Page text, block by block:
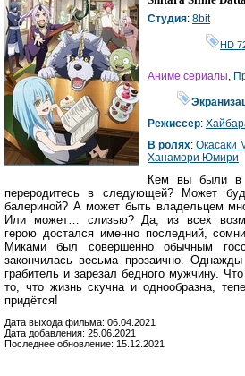
Студия: 8bit
HD
Аниме сериалы
Режиссер:
В ролях: Окасаки
Ханамори Юмири
Кем вы были в
переродитесь в следующей? Может
балериной? А может быть владельцем
Или может… слизью? Да, из всех
герою достался именно последний,
Миками был совершенно обычным
закончилась весьма прозаично.
грабитель и зарезал бедного мужчину.
то, что жизнь скучна и однообразна,
придётся!
Дата выхода фильма: 06.04.2021
Дата добавления: 25.06.2021
Последнее обновление: 15.12.2021